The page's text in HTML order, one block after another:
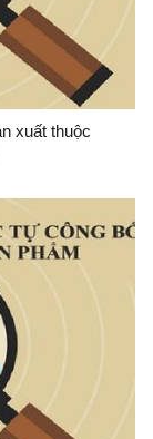
xuất thuộc